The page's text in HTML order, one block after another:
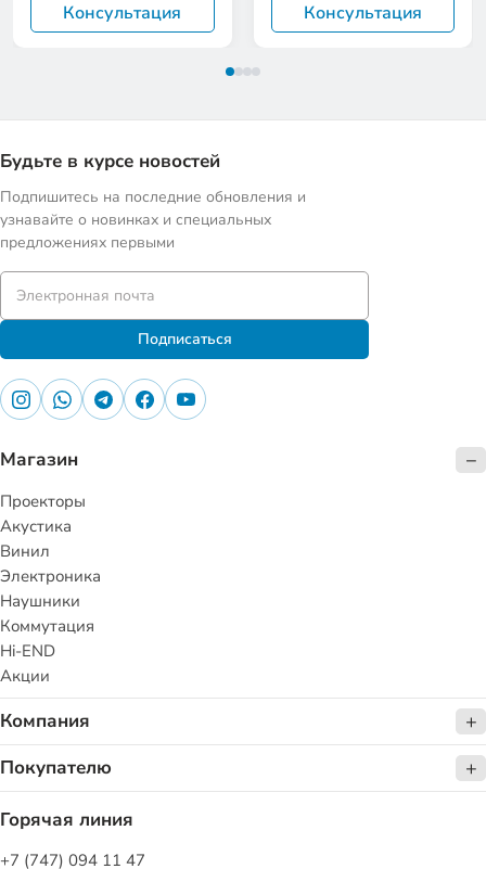
Консультация
Консультация
Будьте в курсе новостей
Подпишитесь на последние обновления и
узнавайте о новинках и специальных
предложениях первыми
Подписаться
Магазин
Проекторы
Акустика
Винил
Электроника
Наушники
Коммутация
Hi-END
Акции
Компания
Покупателю
Горячая линия
+7 (747) 094 11 47